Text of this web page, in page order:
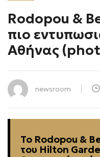
Rodopou &
πιο
Αθήνας
newsroom
Το Rodopou &
του Hilton